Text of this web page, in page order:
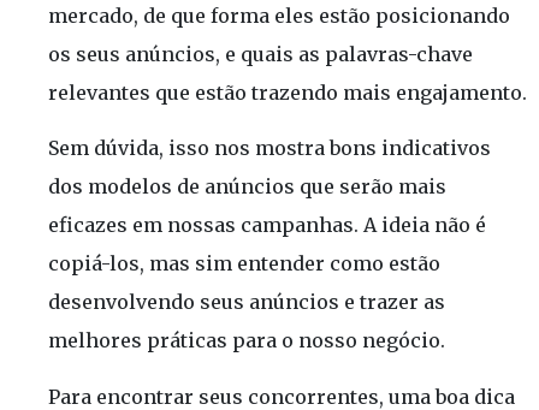
mercado, de que forma eles estão posicionando
os seus anúncios, e quais as palavras-chave
relevantes que estão trazendo mais engajamento.
Sem dúvida, isso nos mostra bons indicativos
dos modelos de anúncios que serão mais
eficazes em nossas campanhas. A ideia não é
copiá-los, mas sim entender como estão
desenvolvendo seus anúncios e trazer as
melhores práticas para o nosso negócio.
Para encontrar seus concorrentes, uma boa dica